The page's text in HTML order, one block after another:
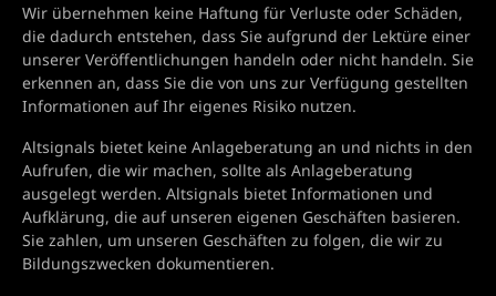
Wir übernehmen keine Haftung für Verluste oder Schäden,
die dadurch entstehen, dass Sie aufgrund der Lektüre einer
unserer Veröffentlichungen handeln oder nicht handeln. Sie
erkennen an, dass Sie die von uns zur Verfügung gestellten
Informationen auf Ihr eigenes Risiko nutzen.
Altsignals bietet keine Anlageberatung an und nichts in den
Aufrufen, die wir machen, sollte als Anlageberatung
ausgelegt werden. Altsignals bietet Informationen und
Aufklärung, die auf unseren eigenen Geschäften basieren.
Sie zahlen, um unseren Geschäften zu folgen, die wir zu
Bildungszwecken dokumentieren.